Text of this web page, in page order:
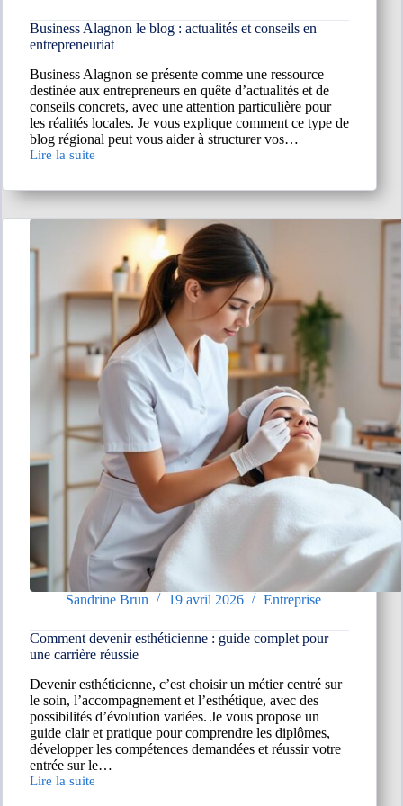
Business Alagnon le blog : actualités et conseils en
entrepreneuriat
Business Alagnon se présente comme une ressource
destinée aux entrepreneurs en quête d’actualités et de
conseils concrets, avec une attention particulière pour
les réalités locales. Je vous explique comment ce type de
blog régional peut vous aider à structurer vos…
Lire la suite
Business
le
:
et
entrepreneuriat
Sandrine Brun 19 avril 2026 Entreprise
Comment devenir esthéticienne : guide complet pour
une carrière réussie
Devenir esthéticienne, c’est choisir un métier centré sur
le soin, l’accompagnement et l’esthétique, avec des
possibilités d’évolution variées. Je vous propose un
guide clair et pratique pour comprendre les diplômes,
développer les compétences demandées et réussir votre
entrée sur le…
Lire la suite
Comment